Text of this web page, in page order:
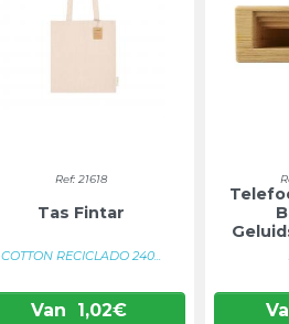
Ref: 21618
Tas Fintar
COTTON RECICLADO 240...
Van 1,02€